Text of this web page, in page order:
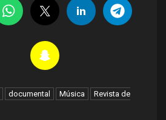
documental Música
Revista de